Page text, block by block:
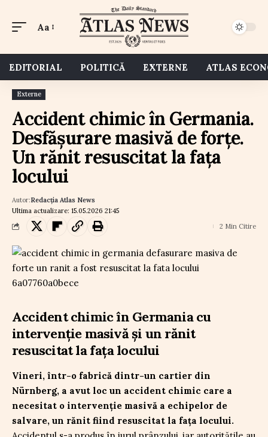
Aa
EDITORIAL POLITICĂ EXTERNE ATLAS
Externe
Accident chimic în Germania.
Desfășurare masivă de forțe.
Un rănit resuscitat la fața
locului
Ultima actualizare: 15.05.2026 21:45
Autor:Redacția Atlas News
2 Min Citire
Accident chimic în Germania cu
intervenție masivă și un rănit
resuscitat la fața locului
Vineri, într-o fabrică dintr-un cartier din
Nürnberg, a avut loc un accident chimic care a
necesitat o intervenție masivă a echipelor de
salvare, un rănit fiind resuscitat la fața locului.